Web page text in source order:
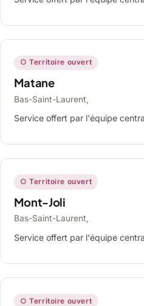
○ Territoire ouvert
Matane
Bas-Saint-Laurent,
Service offert par l'équipe
○ Territoire ouvert
Mont-Joli
Bas-Saint-Laurent,
Service offert par l'équipe
○ Territoire ouvert